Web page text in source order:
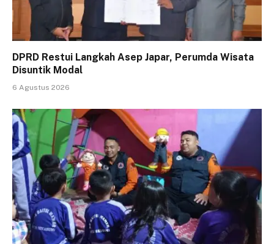
DPRD Restui Langkah Asep Japar, Perumda Wisata
Disuntik Modal
6 Agustus 2026